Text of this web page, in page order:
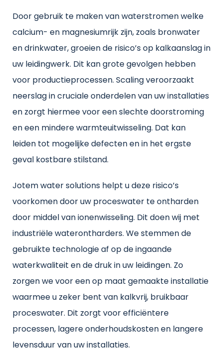
Door gebruik te maken van waterstromen welke
calcium- en magnesiumrijk zijn, zoals bronwater
en drinkwater, groeien de risico’s op kalkaanslag in
uw leidingwerk. Dit kan grote gevolgen hebben
voor productieprocessen. Scaling veroorzaakt
neerslag in cruciale onderdelen van uw installaties
en zorgt hiermee voor een slechte doorstroming
en een mindere warmteuitwisseling. Dat kan
leiden tot mogelijke defecten en in het ergste
geval kostbare stilstand.
Jotem water solutions helpt u deze risico’s
voorkomen door uw proceswater te ontharden
door middel van ionenwisseling. Dit doen wij met
industriële waterontharders. We stemmen de
gebruikte technologie af op de ingaande
waterkwaliteit en de druk in uw leidingen. Zo
zorgen we voor een op maat gemaakte installatie
waarmee u zeker bent van kalkvrij, bruikbaar
proceswater. Dit zorgt voor efficiëntere
processen, lagere onderhoudskosten en langere
levensduur van uw installaties.